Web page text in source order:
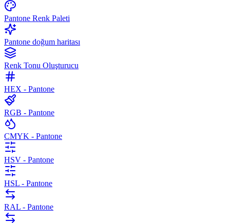
Pantone Renk Paleti
Pantone doğum haritası
Renk Tonu Oluşturucu
HEX - Pantone
RGB - Pantone
CMYK - Pantone
HSV - Pantone
HSL - Pantone
RAL - Pantone